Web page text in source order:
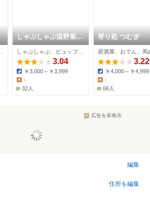
しゃぶしゃぶ温野菜
上野広小路店
3.04
Dinner:
￥3,000～￥3,999
Lunch:
-
32人
寄り処 つむぎ
居酒屋、おでん、馬
3.22
Dinner:
￥4,000～￥4,999
Lunch:
-
66人
広告を非表示
編集
住所を編集